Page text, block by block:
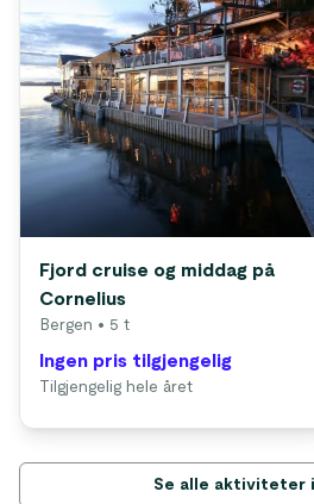
Fjord cruise og middag på
Cornelius
Bergen • 5 t
Ingen pris tilgjengelig
Tilgjengelig hele året
Se alle aktiviteter